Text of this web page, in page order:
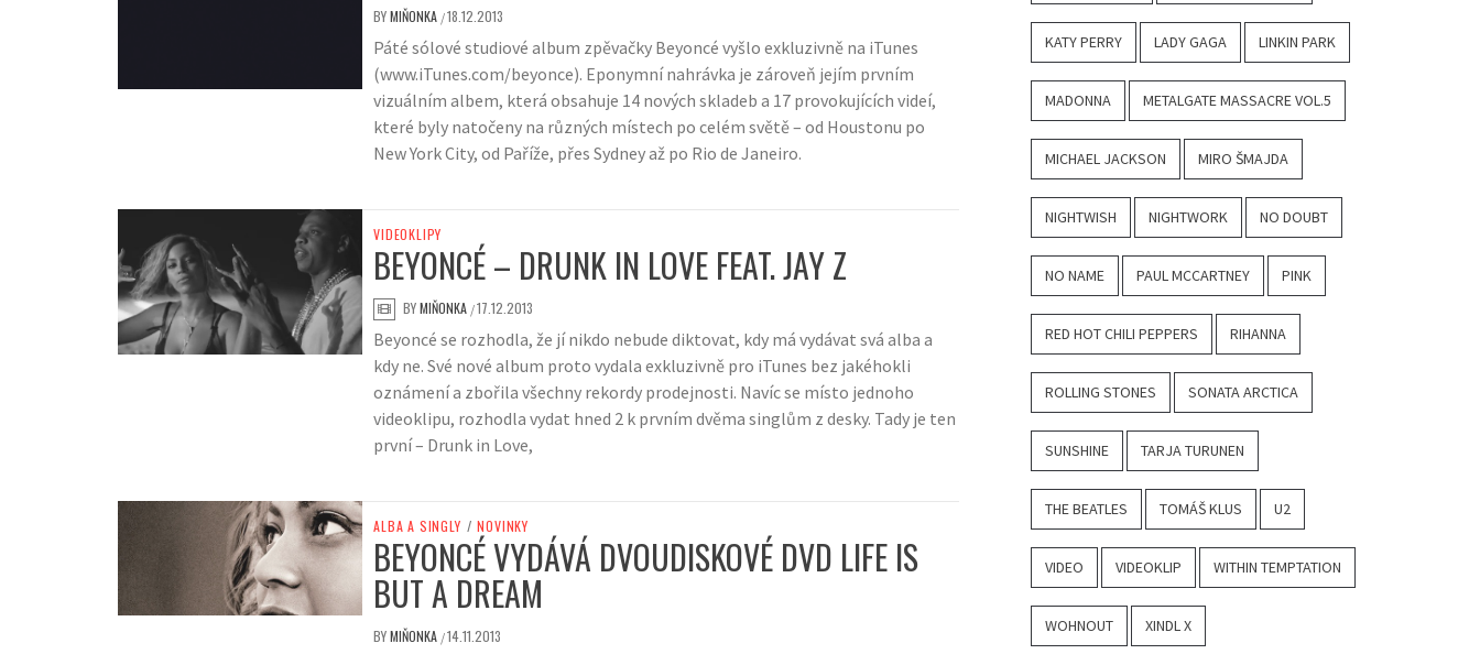
BYMIŇONKA /18.12.2013
Páté sólové studiové album zpěvačky Beyoncé vyšlo exkluzivně na iTunes
(www.iTunes.com/beyonce). Eponymní nahrávka je zároveň jejím prvním
vizuálním albem, která obsahuje 14 nových skladeb a 17 provokujících videí,
které byly natočeny na různých místech po celém světě – od Houstonu po
New York City, od Paříže, přes Sydney až po Rio de Janeiro.
VIDEOKLIPY
BEYONCÉ – DRUNK IN LOVE FEAT. JAY Z
BYMIŇONKA /17.12.2013
Beyoncé se rozhodla, že jí nikdo nebude diktovat, kdy má vydávat svá alba a
kdy ne. Své nové album proto vydala exkluzivně pro iTunes bez jakéhokli
oznámení a zbořila všechny rekordy prodejnosti. Navíc se místo jednoho
videoklipu, rozhodla vydat hned 2 k prvním dvěma singlům z desky. Tady je ten
první – Drunk in Love,
ALBA A SINGLY / NOVINKY
BEYONCÉ VYDÁVÁ DVOUDISKOVÉ DVD LIFE IS
BUT A DREAM
BYMIŇONKA /14.11.2013
KATY PERRY LADY GAGA LINKIN PARK
MADONNA METALGATE MASSACRE VOL.5
MICHAEL JACKSON MIRO ŠMAJDA
NIGHTWISH NIGHTWORK NO DOUBT
NO NAME PAUL MCCARTNEY PINK
RED HOT CHILI PEPPERS RIHANNA
ROLLING STONES SONATA ARCTICA
SUNSHINE TARJA TURUNEN
THE BEATLES TOMÁŠ KLUS U2
VIDEO VIDEOKLIP WITHIN TEMPTATION
WOHNOUT XINDL X